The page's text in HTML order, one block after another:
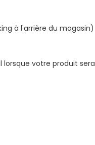
à l'arrière du magasin)
votre produit sera